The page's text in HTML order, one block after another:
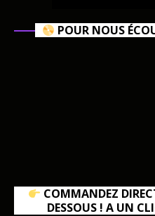
POUR NOUS
COMMANDEZ
DESSOUS ! A UN